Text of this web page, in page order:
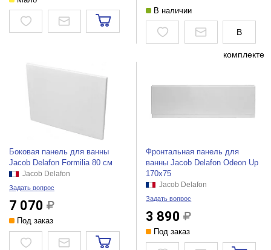
В наличии
В
комплекте
Боковая панель для ванны
Jacob Delafon Formilia 80 см
Jacob Delafon
Задать вопрос
7 070
Под заказ
Фронтальная панель для
ванны Jacob Delafon Odeon Up
170x75
Jacob Delafon
Задать вопрос
3 890
Под заказ